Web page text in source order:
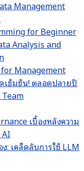
Management
for Beginner
Analysis and
Management
เข้มข้น! ตลอดปลายปี
เบื้องหลังความ
: เคล็ดลับการใช้ LLM